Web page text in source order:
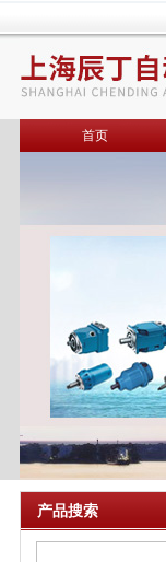
首页
产品搜索